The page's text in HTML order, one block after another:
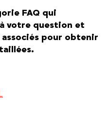
FAQ qui
votre question et
pour obtenir